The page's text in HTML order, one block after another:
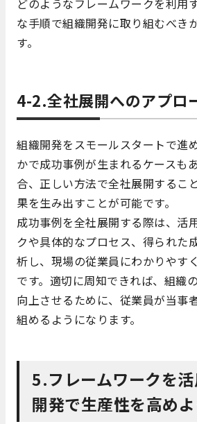
どのようなフレームワークを利用
な手順で組織開発に取り組むべき
す。
4-2.全社展開へのアプロ
組織開発をスモールスタートで進
かで成功事例が生まれるケースも
合、正しい方法で全社展開するこ
果を生み出すことが可能です。
成功事例を全社展開する際は、活
クや具体的なプロセス、得られた
析し、現場の従業員にわかりやす
です。適切に周知できれば、組織
向上させるために、従業員が当事
組めるようになります。
5.フレームワークを
開発で生産性を高めよ